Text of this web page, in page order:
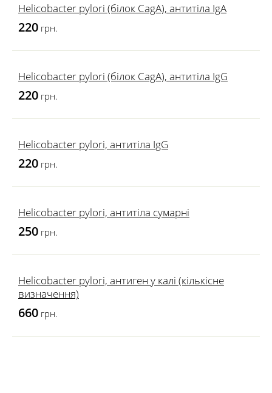
Helicobacter pylori (білок CagA), антитіла IgA
220 грн.
Helicobacter pylori (білок CagA), антитіла IgG
220 грн.
Helicobacter pylori, антитіла IgG
220 грн.
Helicobacter pylori, антитіла сумарні
250 грн.
Helicobacter pylori, антиген у калі (кількісне
визначення)
660 грн.